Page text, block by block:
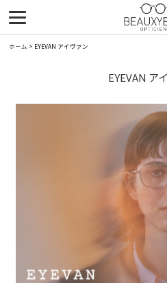
ホーム > EYEVAN アイヴァン
EYEVAN ア